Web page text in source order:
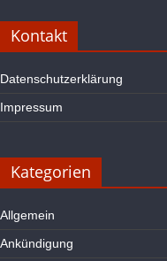
Kontakt
Datenschutzerklärung
Impressum
Kategorien
Allgemein
Ankündigung